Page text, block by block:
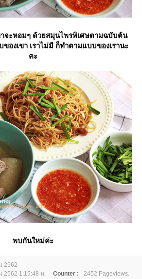
จะหอมๆ ด้วยสมุนไพรพิเศษตามฉบับต้น
องเขา เราไม่มี ก็ทำตามแบบของเรานะ
คะ
พบกันใหม่ค่ะ
2562
2562 1:15:48 น. Counter :
2452 Pageviews.